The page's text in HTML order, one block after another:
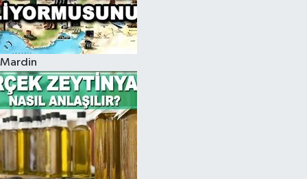
Mardin